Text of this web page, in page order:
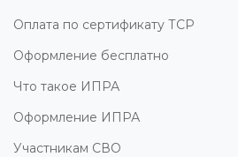
Оплата по сертификату ТСР
Оформление бесплатно
Что такое ИПРА
Оформление ИПРА
Участникам СВО